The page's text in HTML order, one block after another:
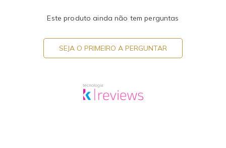
Este produto ainda não tem perguntas
SEJA O PRIMEIRO A PERGUNTAR